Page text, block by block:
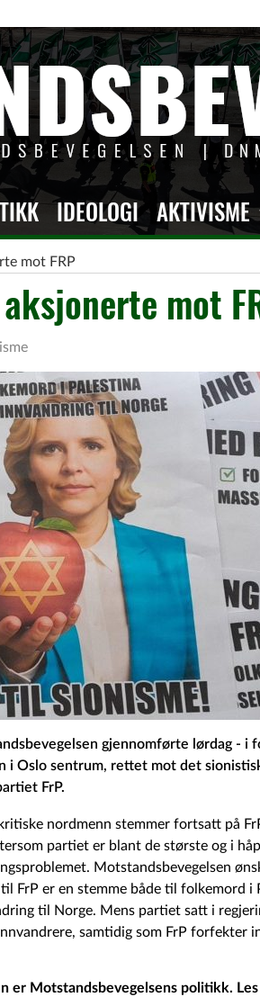
IDEOLOGI AKTIVISME
mot FRP
mot
gjennomførte lørdag - i
i Oslo sentrum, rettet mot det
FrP.
nordmenn stemmer fortsatt på
partiet er blant de største og i
Motstandsbevegelsen
FrP er en stemme både til folkemord i
til Norge. Mens partiet satt i
samtidig som FrP forfekter
er Motstandsbevegelsens politikk.